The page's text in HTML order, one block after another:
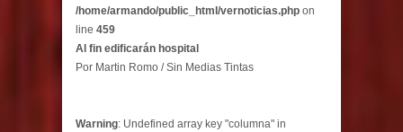
/home/armando/public_html/vernoticias.php on
line 459
Al fin edificarán hospital
Por Martin Romo / Sin Medias Tintas
Warning: Undefined array key "columna" in